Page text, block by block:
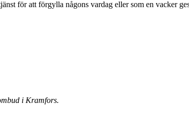
i Kramfors.